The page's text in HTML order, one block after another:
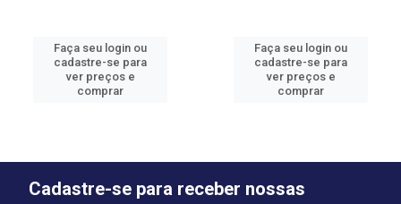
Faça seu login ou
cadastre-se para
ver preços e
comprar
Faça seu login ou
cadastre-se para
ver preços e
comprar
Cadastre-se para receber nossas